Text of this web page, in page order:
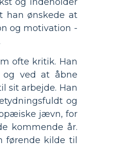
han ønskede at
og motivation -
ofte kritik. Han
og ved at åbne
sit arbejde. Han
og
jævn, for
kommende år.
førende kilde til